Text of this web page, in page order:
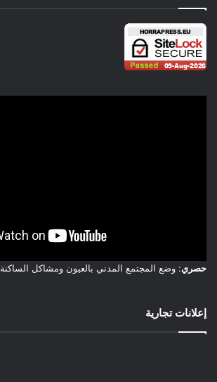
حصري: وضع المجتمع المدني بالعيون ومشاكل الساكنة
إعلانات تجارية